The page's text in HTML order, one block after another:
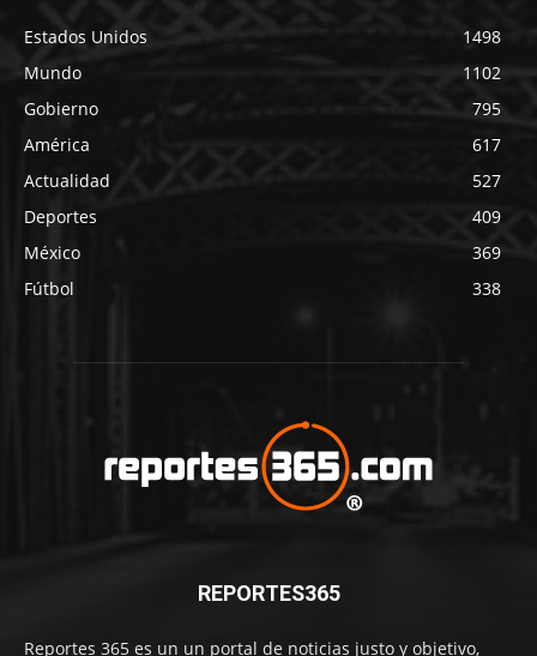
Estados Unidos
1498
Mundo
1102
Gobierno
795
América
617
Actualidad
527
Deportes
409
México
369
Fútbol
338
REPORTES365
Reportes 365 es un un portal de noticias justo y objetivo,